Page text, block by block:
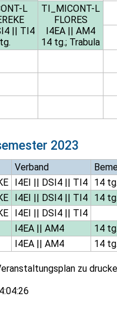
L
TI4
TI_MICONT-L
FLORES
I4EA
AM4
14 tg.; Trabula
2023
Verband
I4EI || DSI4|| TI4 14 tg.
I4EI || DSI4|| TI4 14 tg.
I4EI || DSI4|| TI4
I4EA|| AM4 14
I4EA|| AM4 14
zu